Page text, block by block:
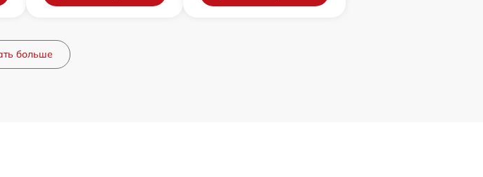
больше